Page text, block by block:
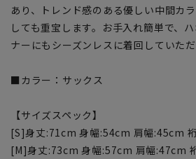
あり、トレンド感のある優しい中間カ
しても重宝します。お手入れ簡単で、
ナーにもシーズンレスに着回していただ
■カラー：サックス
【サイズスペック】
[S]身丈:71cm 身幅:54cm 肩幅:45cm
[M]身丈:73cm 身幅:57cm 肩幅:47cm